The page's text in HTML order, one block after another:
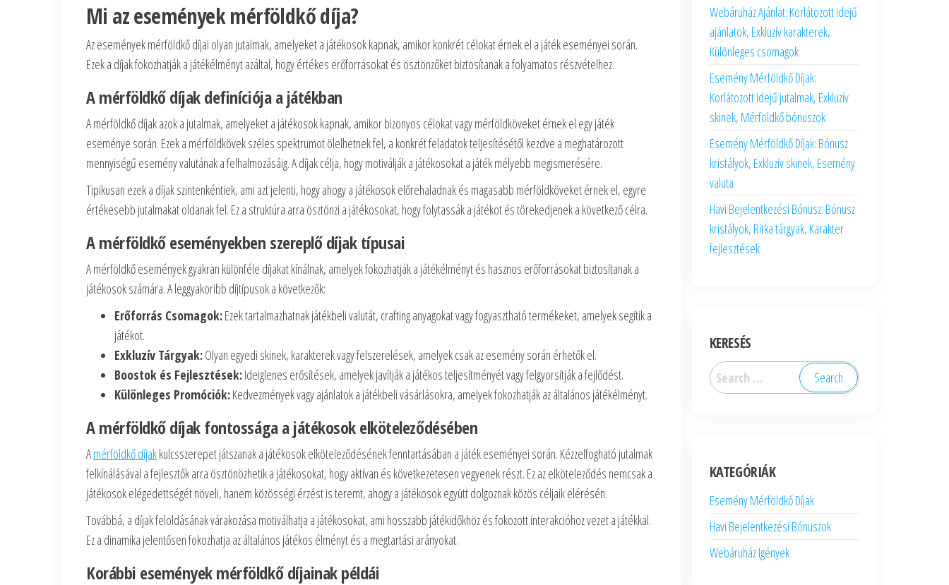
Mi az események mérföldkő díja?
Az események mérföldkő díjai olyan jutalmak, amelyeket a játékosok kapnak, amikor konkrét célokat érnek el a játék eseményei során.
Ezek a díjak fokozhatják a játékélményt azáltal, hogy értékes erőforrásokat és ösztönzőket biztosítanak a folyamatos részvételhez.
A mérföldkő díjak definíciója a játékban
A mérföldkő díjak azok a jutalmak, amelyeket a játékosok kapnak, amikor bizonyos célokat vagy mérföldköveket érnek el egy játék
eseménye során. Ezek a mérföldkövek széles spektrumot ölelhetnek fel, a konkrét feladatok teljesítésétől kezdve a meghatározott
mennyiségű esemény valutának a felhalmozásáig. A díjak célja, hogy motiválják a játékosokat a játék mélyebb megismerésére.
Tipikusan ezek a díjak szintenkéntiek, ami azt jelenti, hogy ahogy a játékosok előrehaladnak és magasabb mérföldköveket érnek el, egyre
értékesebb jutalmakat oldanak fel. Ez a struktúra arra ösztönzi a játékosokat, hogy folytassák a játékot és törekedjenek a következő célra.
A mérföldkő eseményekben szereplő díjak típusai
A mérföldkő események gyakran különféle díjakat kínálnak, amelyek fokozhatják a játékélményt és hasznos erőforrásokat biztosítanak a
játékosok számára. A leggyakoribb díjtípusok a következők:
Erőforrás Csomagok:Ezek tartalmazhatnak játékbeli valutát, crafting anyagokat vagy fogyasztható termékeket, amelyek segítik a
játékot.
Exkluzív Tárgyak:Olyan egyedi skinek, karakterek vagy felszerelések, amelyek csak az esemény során érhetők el.
Boostok és Fejlesztések:Ideiglenes erősítések, amelyek javítják a játékos teljesítményét vagy felgyorsítják a fejlődést.
Különleges Promóciók:Kedvezmények vagy ajánlatok a játékbeli vásárlásokra, amelyek fokozhatják az általános játékélményt.
A mérföldkő díjak fontossága a játékosok elköteleződésében
Amérföldkő díjakkulcsszerepet játszanak a játékosok elköteleződésének fenntartásában a játék eseményei során. Kézzelfogható jutalmak
felkínálásával a fejlesztők arra ösztönözhetik a játékosokat, hogy aktívan és következetesen vegyenek részt. Ez az elköteleződés nemcsak a
játékosok elégedettségét növeli, hanem közösségi érzést is teremt, ahogy a játékosok együtt dolgoznak közös céljaik elérésén.
Továbbá, a díjak feloldásának várakozása motiválhatja a játékosokat, ami hosszabb játékidőkhöz és fokozott interakcióhoz vezet a játékkal.
Ez a dinamika jelentősen fokozhatja az általános játékos élményt és a megtartási arányokat.
Korábbi események mérföldkő díjainak példái
Webáruház Ajánlat: Korlátozott idejű
ajánlatok, Exkluzív karakterek,
Különleges csomagok
Esemény Mérföldkő Díjak:
Korlátozott idejű jutalmak, Exkluzív
skinek, Mérföldkő bónuszok
Esemény Mérföldkő Díjak: Bónusz
kristályok, Exkluzív skinek, Esemény
valuta
Havi Bejelentkezési Bónusz: Bónusz
kristályok, Ritka tárgyak, Karakter
fejlesztések
KERESÉS
Search
for:
KATEGÓRIÁK
Esemény Mérföldkő Díjak
Havi Bejelentkezési Bónuszok
Webáruház Igények